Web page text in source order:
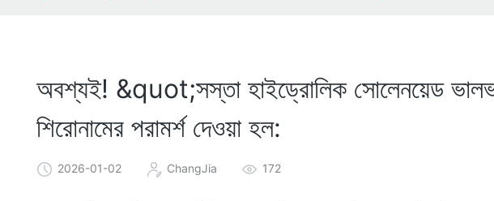
অবশ্যই! &quot;সস্তা হাইড্রোলিক সোলেনয়েড
শিরোনামের পরামর্শ দেওয়া হল:
2026-01-02 ChangJia 172